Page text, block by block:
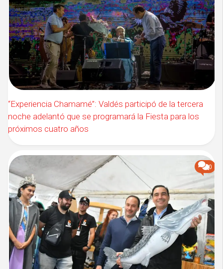
“Experiencia Chamamé”: Valdés participó de la tercera
noche adelantó que se programará la Fiesta para los
próximos cuatro años
0